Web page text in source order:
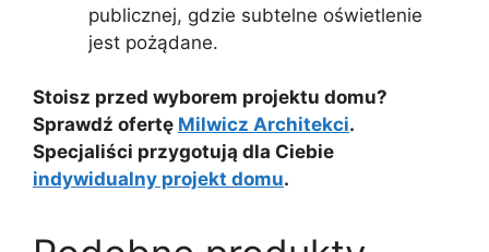
publicznej, gdzie subtelne oświetlenie
jest pożądane.
Stoisz przed wyborem projektu domu?
Sprawdź ofertę Milwicz Architekci.
Specjaliści przygotują dla Ciebie
indywidualny projekt domu.